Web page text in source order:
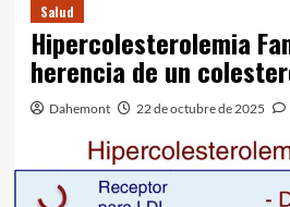
Salud
Hipercolesterolemia
herencia de un
Dahemont 22 de octubre de 2025